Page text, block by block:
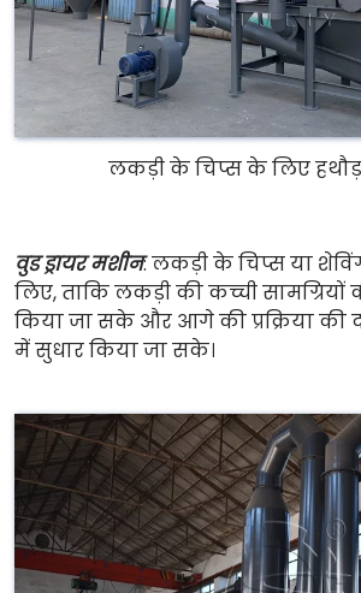
लकड़ी के चिप्स के लिए
वुड ड्रायर मशीन: लकड़ी के चिप्स या
लिए, ताकि लकड़ी की कच्ची सामग्रियों
किया जा सके और आगे की प्रक्रिया की
में सुधार किया जा सके।